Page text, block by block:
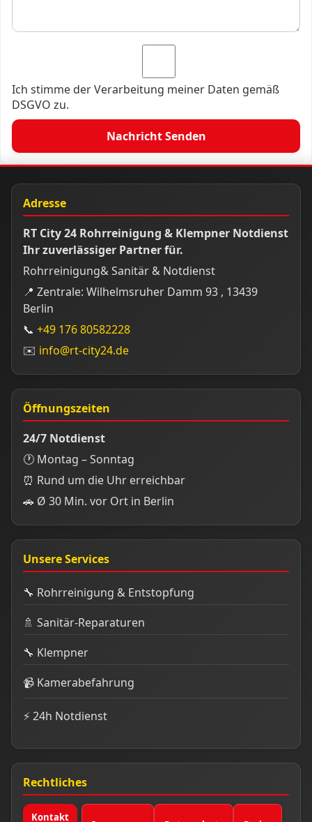
Ich stimme der Verarbeitung meiner Daten gemäß
DSGVO zu.
Nachricht Senden
Adresse
RT City 24 Rohrreinigung & Klempner Notdienst
Ihr zuverlässiger Partner für.
Rohrreinigung& Sanitär & Notdienst
📍 Zentrale: Wilhelmsruher Damm 93 , 13439
Berlin
📞 +49 176 80582228
✉️ info@rt-city24.de
Öffnungszeiten
24/7 Notdienst
🕐 Montag – Sonntag
⏰ Rund um die Uhr erreichbar
🚗 Ø 30 Min. vor Ort in Berlin
Unsere Services
🔧 Rohrreinigung & Entstopfung
🚿 Sanitär-Reparaturen
🔧 Klempner
📹 Kamerabefahrung
⚡ 24h Notdienst
Rechtliches
Kontakt